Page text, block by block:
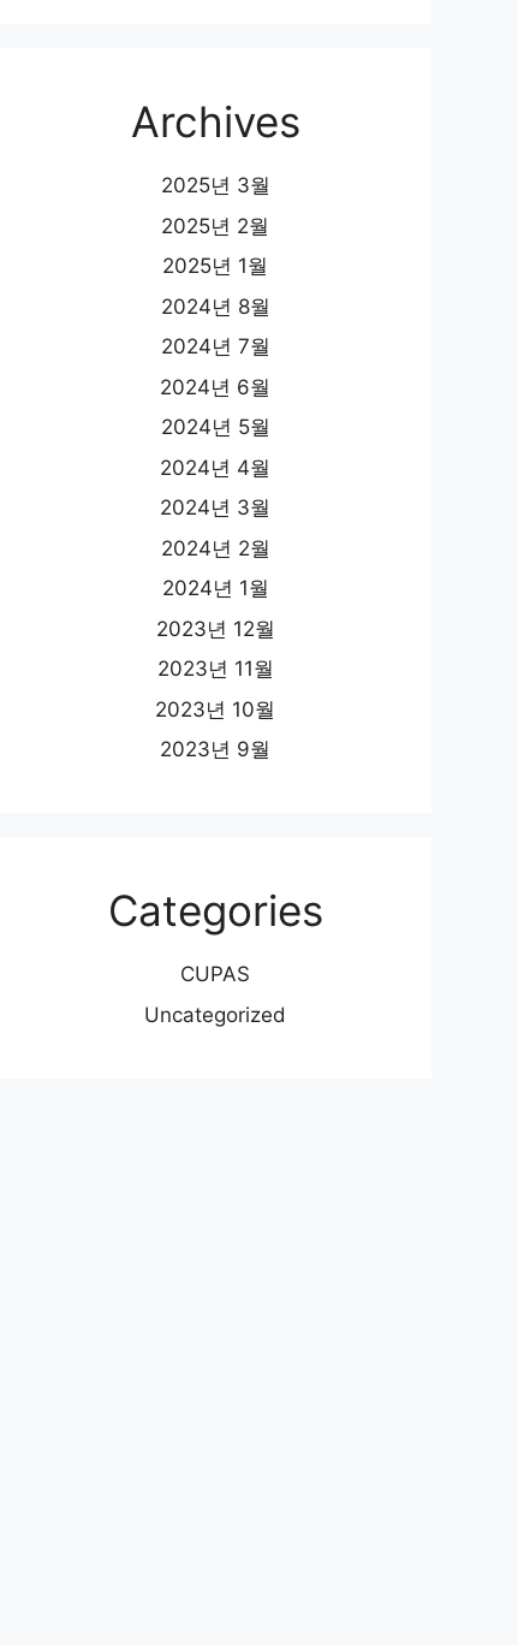
Archives
2025년 3월
2025년 2월
2025년 1월
2024년 8월
2024년 7월
2024년 6월
2024년 5월
2024년 4월
2024년 3월
2024년 2월
2024년 1월
2023년 12월
2023년 11월
2023년 10월
2023년 9월
Categories
CUPAS
Uncategorized